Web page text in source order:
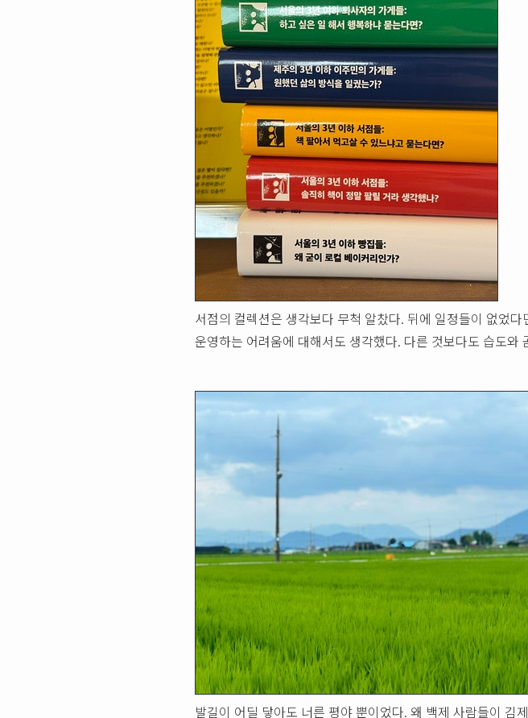
서점의 컬렉션은 생각보다 무척 알찼다. 뒤에 일정들이 없었
운영하는 어려움에 대해서도 생각했다. 다른 것보다도 습도와
발길이 어딜 닿아도 너른 평야 뿐이었다. 왜 백제 사람들이